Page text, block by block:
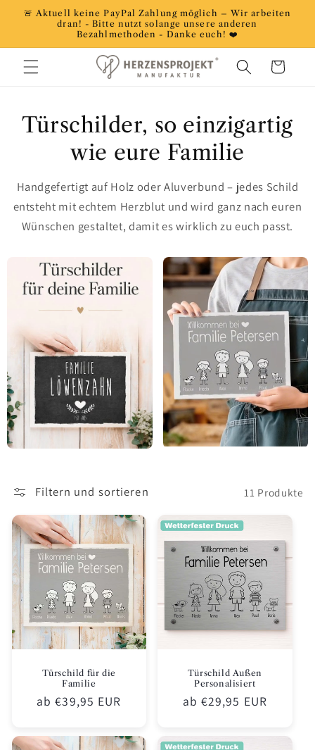
zum
🚨 Aktuell keine PayPal Zahlung möglich – Wir arbeiten
dran! - Bitte nutzt solange unsere anderen
Bezahlmethoden - Danke euch! ❤️
Warenkorb
Türschilder, so einzigartig
wie eure Familie
Handgefertigt auf Holz oder Aluverbund – jedes Schild
entsteht mit echtem Herzblut und wird ganz nach euren
Wünschen gestaltet, damit es wirklich zu euch passt.
Filtern und sortieren 11 Produkte
Türschild für die
Familie
Normaler
ab €39,95 EUR
Türschild Außen
Personalisiert
Normaler
ab €29,95 EUR